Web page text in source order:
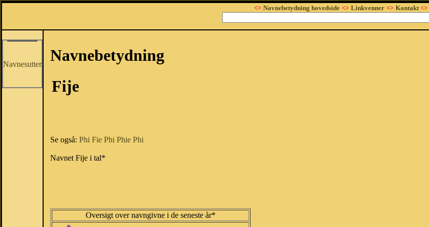
<> Navnebetydning hovedside <> Linkvenner <> Kontakt<>
Navnesutter
Navnebetydning
Fije
Se også: Phi Fie Phi Phie Phi
Navnet Fije i tal*
Oversigt over navngivne i de seneste år*